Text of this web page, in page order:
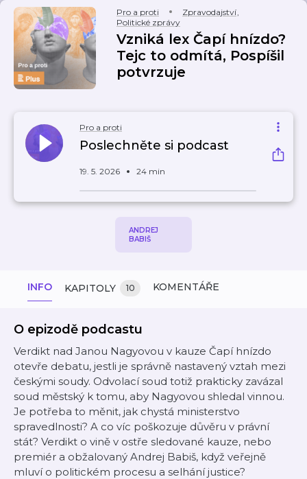
Pro a proti Zpravodajství,
Politické zprávy
Vzniká lex Čapí hnízdo?
Tejc to odmítá, Pospíšil
potvrzuje
Pro a proti
Poslechněte si podcast
19. 5. 2026 24 min
ANDREJ
BABIŠ
INFO KAPITOLY 10 KOMENTÁŘE
O epizodě podcastu
Verdikt nad Janou Nagyovou v kauze Čapí hnízdo
otevře debatu, jestli je správně nastavený vztah mezi
českými soudy. Odvolací soud totiž prakticky zavázal
soud městský k tomu, aby Nagyovou shledal vinnou.
Je potřeba to měnit, jak chystá ministerstvo
spravedlnosti? A co víc poškozuje důvěru v právní
stát? Verdikt o vině v ostře sledované kauze, nebo
premiér a obžalovaný Andrej Babiš, když veřejně
mluví o politickém procesu a selhání justice?